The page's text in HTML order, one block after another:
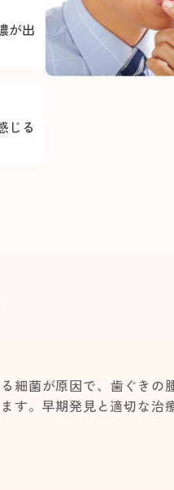
が出
じる
細菌が原因で、歯ぐきの
。早期発見と適切な治